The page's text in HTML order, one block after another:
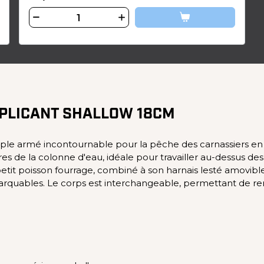
SHALLOW 18CM
armé incontournable pour la pêche des carnassiers
de la colonne d'eau, idéale pour travailler au-dessus
poisson fourrage, combiné à son harnais lesté
Le corps est interchangeable, permettant de